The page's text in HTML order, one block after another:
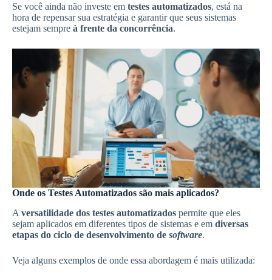
Se você ainda não investe em testes automatizados, está na
hora de repensar sua estratégia e garantir que seus sistemas
estejam sempre à frente da concorrência.
Onde os Testes Automatizados são mais aplicados?
A versatilidade dos testes automatizados permite que eles
sejam aplicados em diferentes tipos de sistemas e em diversas
etapas do ciclo de desenvolvimento de software.
Veja alguns exemplos de onde essa abordagem é mais utilizada: